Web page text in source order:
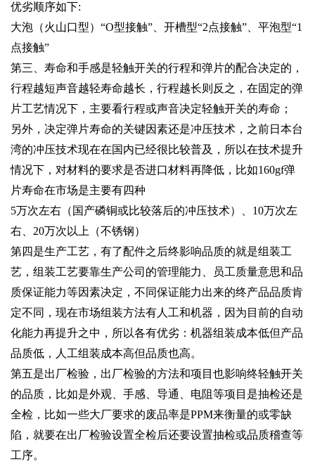
优劣顺序如下:
大泡（火山口型）“O型接触”、开槽型“2点接触”、平泡型“1
点接触”
第三、寿命和手感是轻触开关的行程和弹片的配合决定的，
行程越短声音越轻寿命越长，行程越长则反之，在固定的弹
片工艺情况下，主要看行程或声音决定轻触开关的寿命；
另外，决定弹片寿命的关键因素还是冲压技术，之前日本台
湾的冲压技术现在在国内已经很比较普及，所以在技术提升
情况下，对材料的要求是否进口材料再降低，比如160gf弹
片寿命在市场是主要有四种
5万次左右（国产磷铜或比较落后的冲压技术）、10万次左
右、20万次以上（不锈钢）
第四是生产工艺，有了配件之后终影响品质的就是组装工
艺，组装工艺要靠生产公司的管理能力、员工质量意思和品
质保证能力等因素决定，不同保证能力出来的终产品品质肯
定不同，现在市场组装方法有人工和机器，因为目前的自动
化能力再提升之中，所以各有优劣：机器组装成本低但产品
品质低，人工组装成本高但品质也高。
第五是出厂检验，出厂检验的方法和项目也影响终轻触开关
的品质，比如是外观、手感、导通、电阻等项目是抽检还是
全检，比如一些大厂要求的废品率是PPM来衡量的或零缺
陷，就要在出厂检验设置全检后还要设置抽检或品质稽查等
工序。